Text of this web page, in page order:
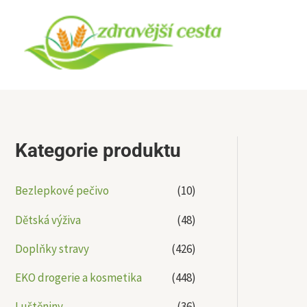
obsah
Kategorie produktu
Bezlepkové pečivo
(10)
Dětská výživa
(48)
Doplňky stravy
(426)
EKO drogerie a kosmetika
(448)